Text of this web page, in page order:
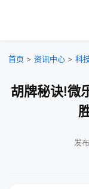
首页 > 资讯中心 > 科
胡牌秘诀!微
发